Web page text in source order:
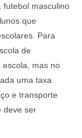
futebol masculino
que
Para
de
escola, mas no
uma taxa
e transporte
deve ser